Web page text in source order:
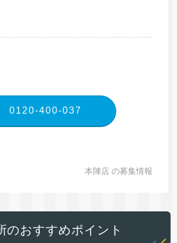
0120-400-037
本陣店 の募集情報
のおすすめポイント